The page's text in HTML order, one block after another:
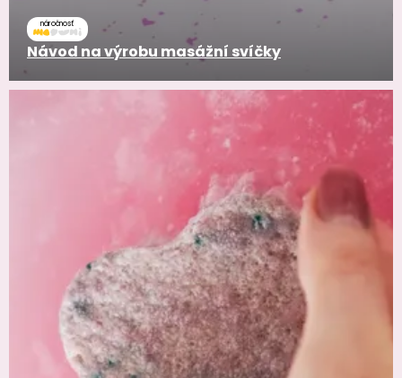
náročnosť
Návod na výrobu masážní svíčky